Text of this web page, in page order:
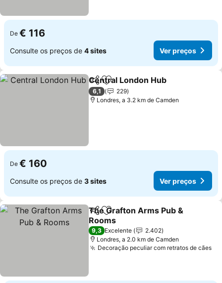
De € 116
Consulte os preços de 4 sites Ver preços
PartilharAdicionar aos favoritos
Central London Hub
6,1
229
Londres, a 3.2 km de Camden
De € 160
Consulte os preços de 3 sites Ver preços
PartilharAdicionar aos favoritos
The Grafton Arms Pub &
Rooms
Ver preços
9,3 Excelente
2.402
Londres, a 2.0 km de Camden
Decoração peculiar com retratos de cães